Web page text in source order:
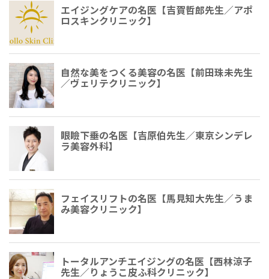
エイジングケアの名医【吉賀哲郎先生／アポ
ロスキンクリニック】
自然な美をつくる美容の名医【前田珠未先生
／ヴェリテクリニック】
眼瞼下垂の名医【吉原伯​​先生／東京シンデレ
ラ美容外科】
フェイスリフトの名医【馬見知大先生／うま
み美容クリニック】
トータルアンチエイジングの名医【西林涼子
先生／りょうこ皮ふ科クリニック】